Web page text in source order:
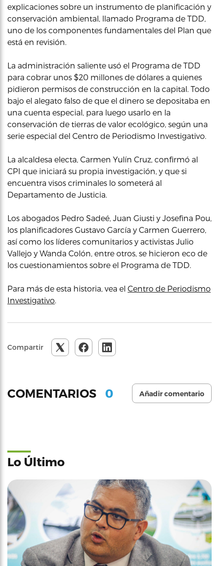
explicaciones sobre un instrumento de planificación y
conservación ambiental, llamado Programa de TDD,
uno de los componentes fundamentales del Plan que
está en revisión.
La administración saliente usó el Programa de TDD
para cobrar unos $20 millones de dólares a quienes
pidieron permisos de construcción en la capital. Todo
bajo el alegato falso de que el dinero se depositaba en
una cuenta especial, para luego usarlo en la
conservación de tierras de valor ecológico, según una
serie especial del Centro de Periodismo Investigativo.
La alcaldesa electa, Carmen Yulín Cruz, confirmó al
CPI que iniciará su propia investigación, y que si
encuentra visos criminales lo someterá al
Departamento de Justicia.
Los abogados Pedro Sadeé, Juan Giusti y Josefina Pou,
los planificadores Gustavo García y Carmen Guerrero,
así como los líderes comunitarios y activistas Julio
Vallejo y Wanda Colón, entre otros, se hicieron eco de
los cuestionamientos sobre el Programa de TDD.
Para más de esta historia, vea el Centro de Periodismo
Investigativo.
Compartir
COMENTARIOS 0 Añadir comentario
Lo Último